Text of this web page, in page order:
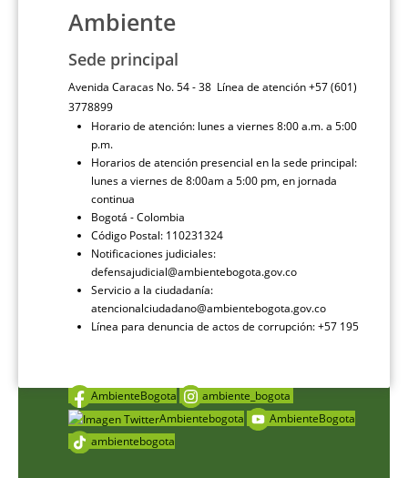
Ambiente
Sede principal
Avenida Caracas No. 54 - 38 Línea de atención +57 (601)
3778899
Horario de atención: lunes a viernes 8:00 a.m. a 5:00
p.m.
Horarios de atención presencial en la sede principal:
lunes a viernes de 8:00am a 5:00 pm, en jornada
continua
Bogotá - Colombia
Código Postal: 110231324
Notificaciones judiciales:
defensajudicial@ambientebogota.gov.co
Servicio a la ciudadanía:
atencionalciudadano@ambientebogota.gov.co
Línea para denuncia de actos de corrupción: +57 195
AmbienteBogota
ambiente_bogota
Ambientebogota
AmbienteBogota
ambientebogota